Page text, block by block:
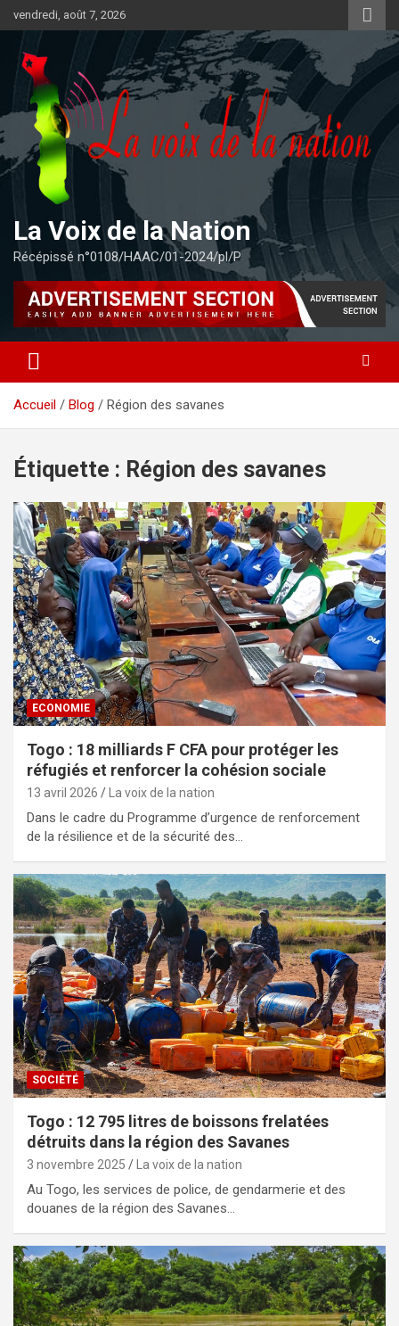
au
contenu
vendredi, août 7, 2026
La Voix de la Nation
Récépissé n°0108/HAAC/01-2024/pl/P
Accueil Blog Région des savanes
Étiquette : Région des savanes
ECONOMIE
Togo : 18 milliards F CFA pour protéger les
réfugiés et renforcer la cohésion sociale
13 avril 2026 La voix de la nation
Dans le cadre du Programme d’urgence de renforcement
de la résilience et de la sécurité des…
SOCIÉTÉ
Togo : 12 795 litres de boissons frelatées
détruits dans la région des Savanes
3 novembre 2025 La voix de la nation
Au Togo, les services de police, de gendarmerie et des
douanes de la région des Savanes…